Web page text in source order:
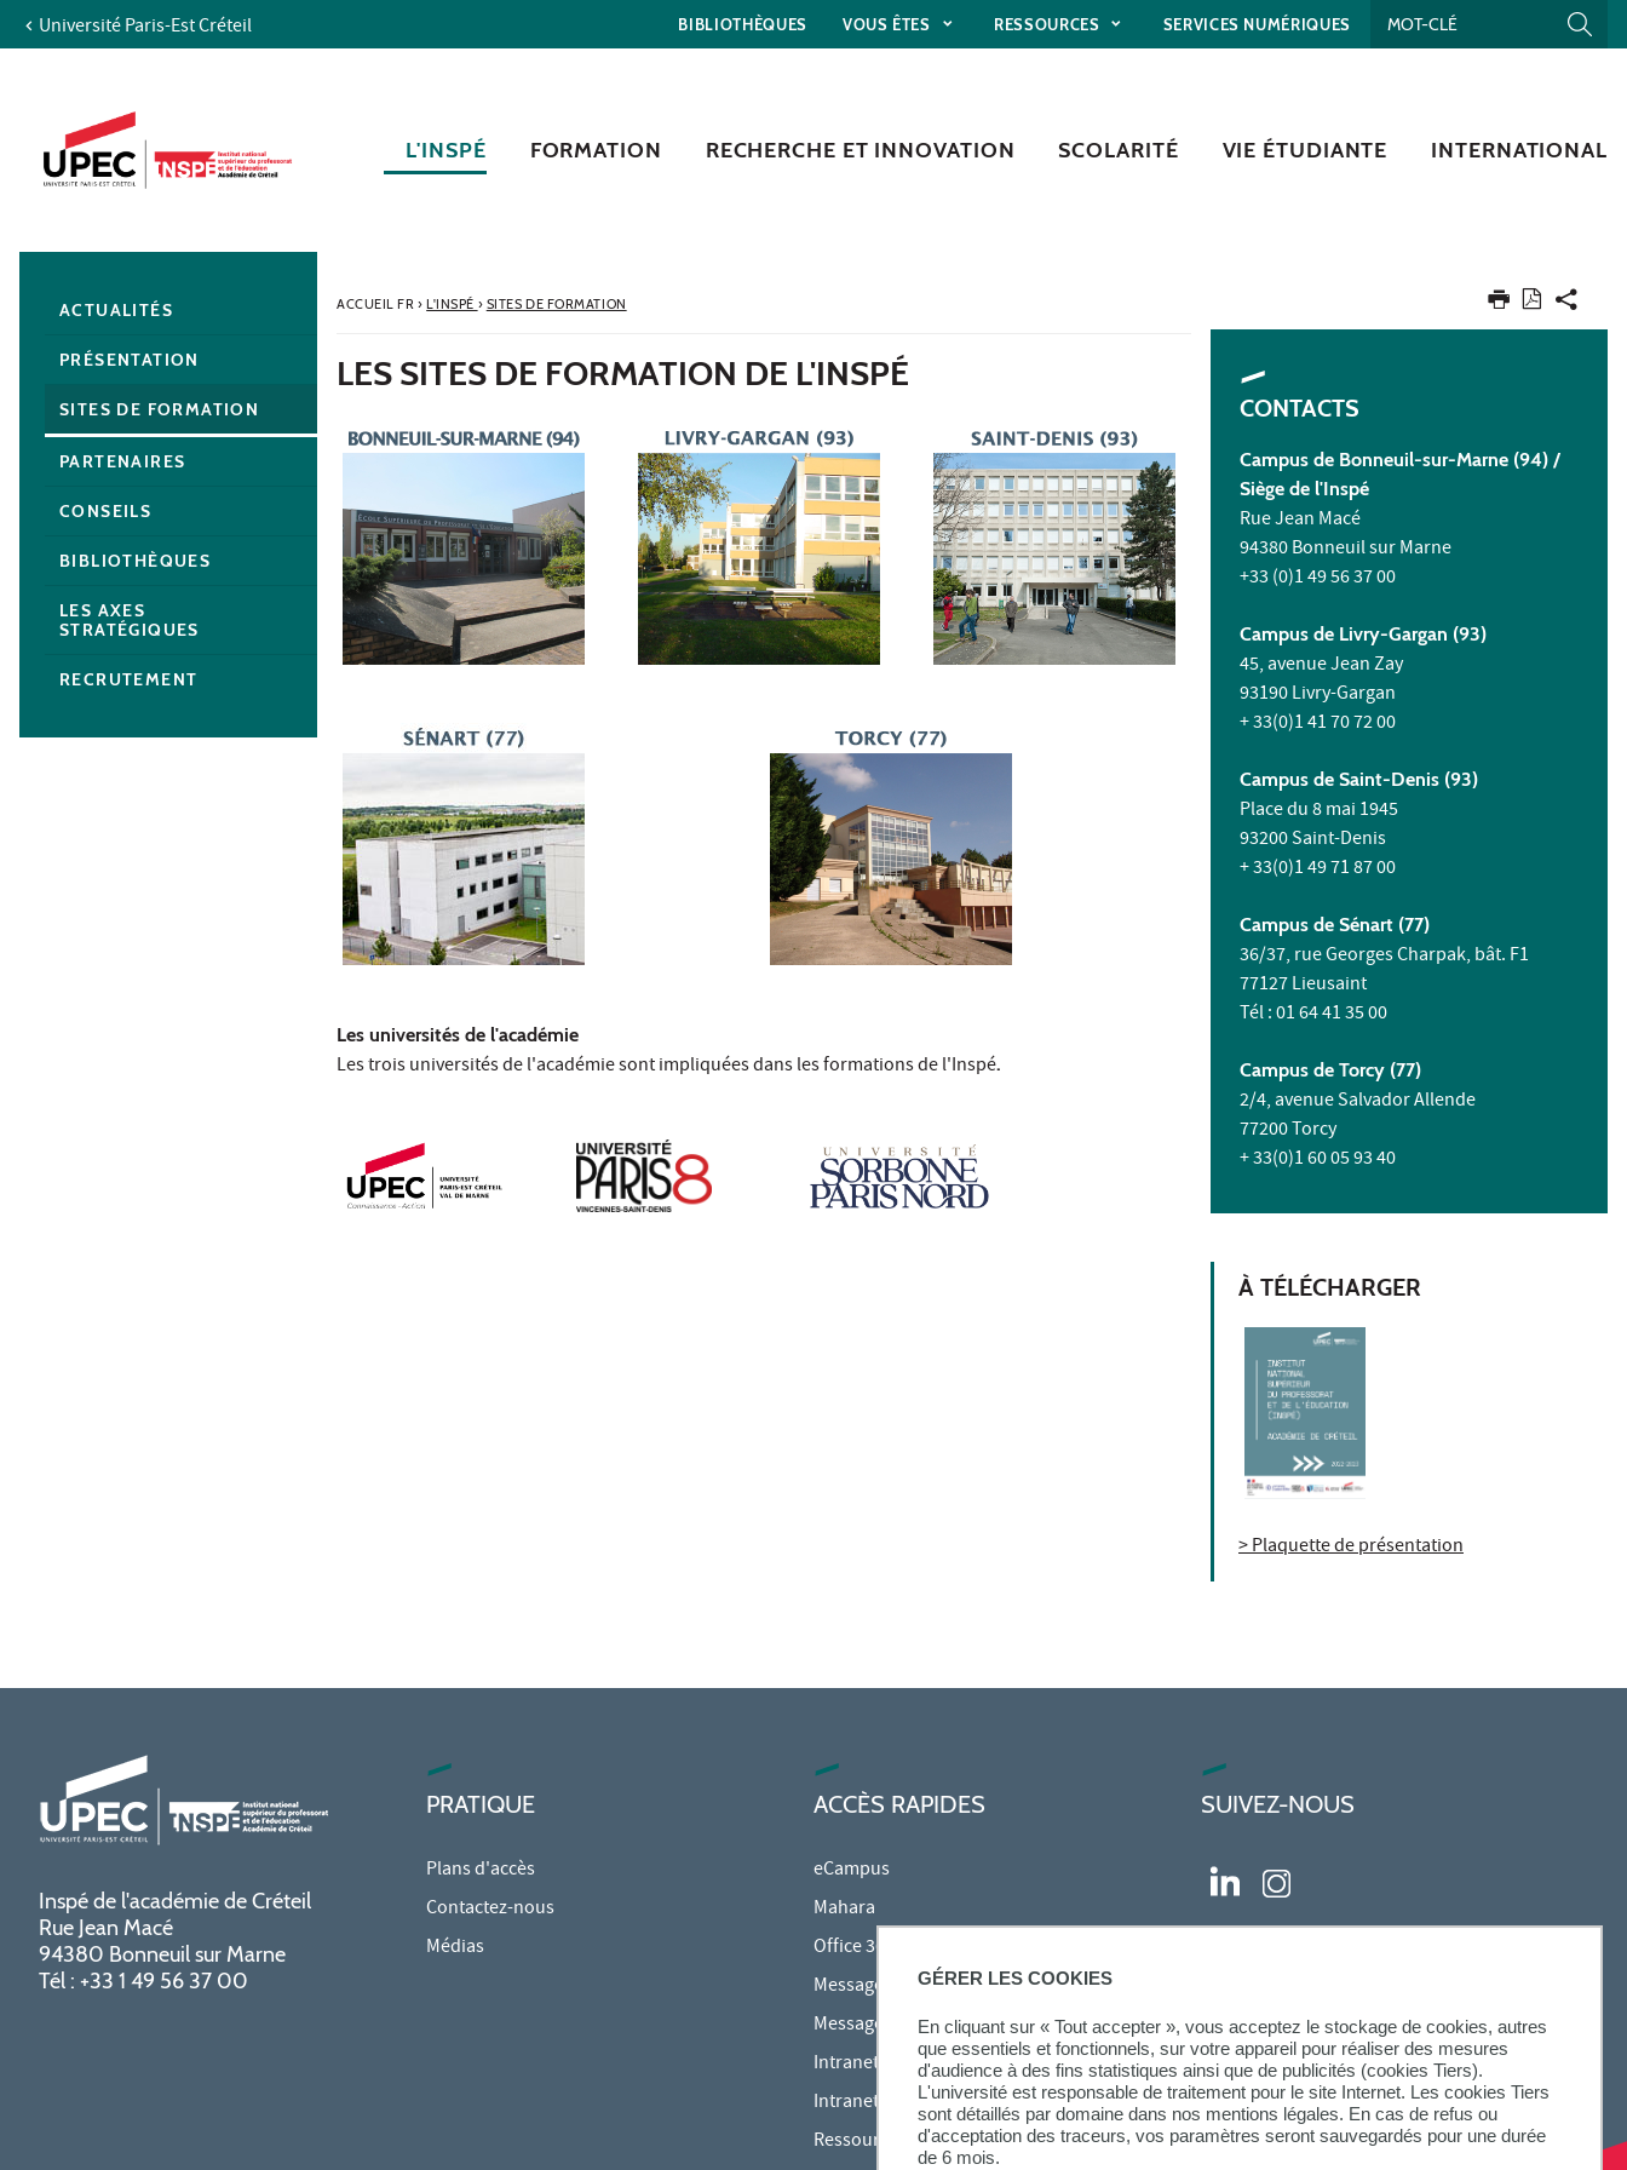
GÉRER LES COOKIES
En cliquant sur « Tout accepter », vous acceptez le stockage de cookies, autres
que essentiels et fonctionnels, sur votre appareil pour réaliser des mesures
d'audience à des fins statistiques ainsi que de publicités (cookies Tiers).
L'université est responsable de traitement pour le site Internet. Les cookies Tiers
sont détaillés par domaine dans nos mentions légales. En cas de refus ou
d'acceptation des traceurs, vos paramètres seront sauvegardés pour une durée
de 6 mois.
Aller au contenu
Recherche
Navigation secondaire
Université Paris-Est Créteil BIBLIOTHÈQUES VOUS ÊTES RESSOURCES SERVICES NUMÉRIQUES
L'INSPÉ FORMATION RECHERCHE ET INNOVATION SCOLARITÉ VIE ÉTUDIANTE INTERNATIONAL
ACCUEIL FR› L'INSPÉ › SITES DE FORMATION
LES SITES DE FORMATION DE L'INSPÉ
Les universités de l'académie
Les trois universités de l'académie sont impliquées dans les formations de l'Inspé.
CONTACTS
Campus de Bonneuil-sur-Marne (94) /
Siège de l'Inspé
Rue Jean Macé
94380 Bonneuil sur Marne
+33 (0)1 49 56 37 00
Campus de Livry-Gargan (93)
45, avenue Jean Zay
93190 Livry-Gargan
+ 33(0)1 41 70 72 00
Campus de Saint-Denis (93)
Place du 8 mai 1945
93200 Saint-Denis
+ 33(0)1 49 71 87 00
Campus de Sénart (77)
36/37, rue Georges Charpak, bât. F1
77127 Lieusaint
Tél : 01 64 41 35 00
Campus de Torcy (77)
2/4, avenue Salvador Allende
77200 Torcy
+ 33(0)1 60 05 93 40
À TÉLÉCHARGER
> Plaquette de présentation
ACTUALITÉS
PRÉSENTATION
SITES DE FORMATION
PARTENAIRES
CONSEILS
BIBLIOTHÈQUES
LES AXES
STRATÉGIQUES
RECRUTEMENT
Inspé de l'académie de Créteil
Rue Jean Macé
94380 Bonneuil sur Marne
Tél : +33 1 49 56 37 00
PRATIQUE
Plans d'accès
Contactez-nous
Médias
ACCÈS RAPIDES
eCampus
Mahara
Office 365
Messagerie des étudiants
Messagerie des personnels
Intranet Inspé
Intranet UPEC
Ressources audiovisuelles Inspé
SUIVEZ-NOUS